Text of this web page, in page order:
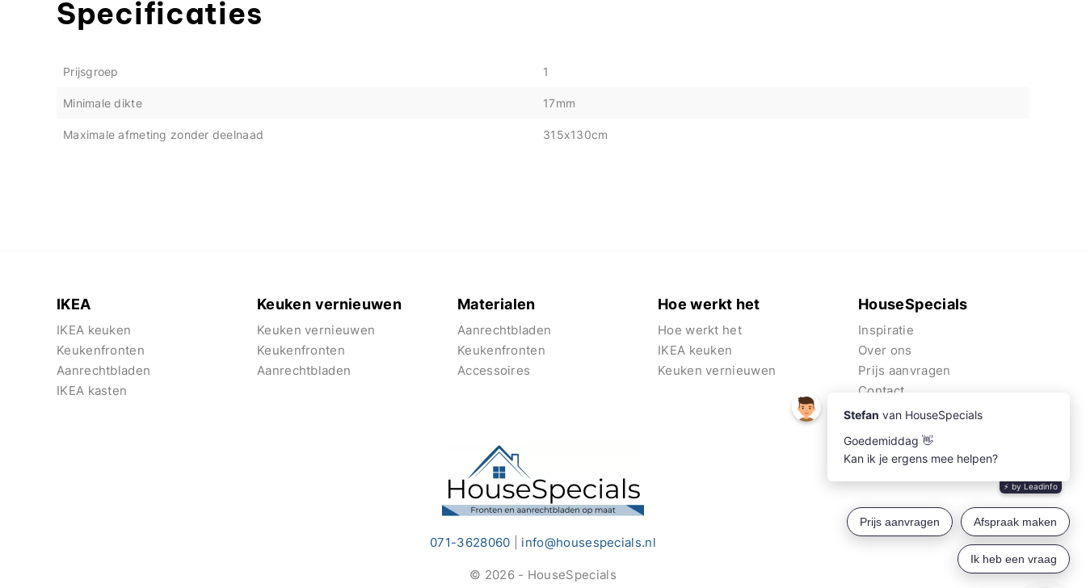
Specificaties
Prijsgroep 1
Minimale dikte 17mm
Maximale afmeting zonder deelnaad 315x130cm
IKEA
IKEA keuken
Keukenfronten
Aanrechtbladen
IKEA kasten
Keuken vernieuwen
Keuken vernieuwen
Keukenfronten
Aanrechtbladen
Materialen
Aanrechtbladen
Keukenfronten
Accessoires
Hoe werkt het
Hoe werkt het
IKEA keuken
Keuken vernieuwen
HouseSpecials
Inspiratie
Over ons
Prijs aanvragen
Contact
Algemene voorwaarden
071-3628060
info@housespecials.nl
© 2026 - HouseSpecials